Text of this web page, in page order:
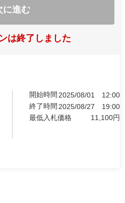
に進む
は終了しました
開始時間 2025/08/01
12:00
終了時間 2025/08/27
19:00
最低入札価格
11,100円